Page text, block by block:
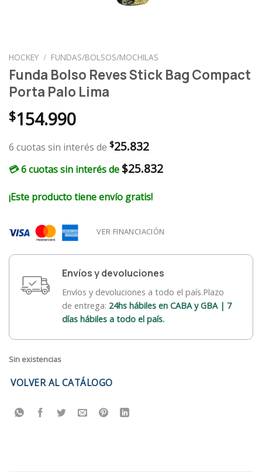
HOCKEY / FUNDAS/BOLSOS/MOCHILAS
Funda Bolso Reves Stick Bag Compact
Porta Palo Lima
$154.990
6 cuotas sin interés de $25.832
💳 6 cuotas sin interés de $25.832
¡Este producto tiene envío gratis!
VER FINANCIACIÓN
Envíos y devoluciones
Envíos y devoluciones a todo el país.Plazo
de entrega: 24hs hábiles en CABA y GBA | 7
días hábiles a todo el país.
Sin existencias
VOLVER AL CATÁLOGO